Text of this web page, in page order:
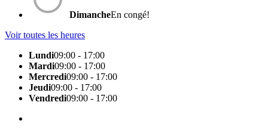
DimancheEn congé!
Voir toutes les heures
Lundi09:00 - 17:00
Mardi09:00 - 17:00
Mercredi09:00 - 17:00
Jeudi09:00 - 17:00
Vendredi09:00 - 17:00